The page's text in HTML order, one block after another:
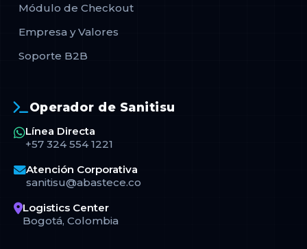
Módulo de Checkout
Empresa y Valores
Soporte B2B
Operador de Sanitisu
Línea Directa
+57 324 554 1221
Atención Corporativa
sanitisu@abastece.co
Logistics Center
Bogotá, Colombia